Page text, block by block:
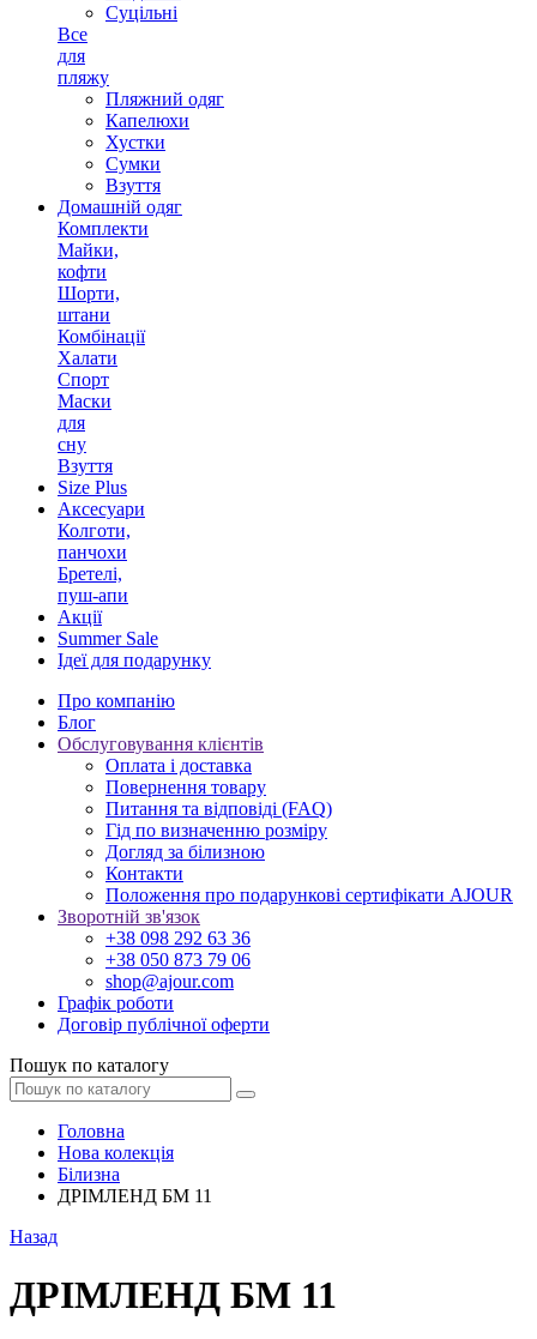
Суцільні
Все
для
пляжу
Пляжний одяг
Капелюхи
Хустки
Сумки
Взуття
Домашній одяг
Комплекти
Майки,
кофти
Шорти,
штани
Комбінації
Халати
Спорт
Маски
для
сну
Взуття
Size Plus
Аксесуари
Колготи,
панчохи
Бретелі,
пуш-апи
Акції
Summer Sale
Ідеї для подарунку
Про компанію
Блог
Обслуговування клієнтів
Оплата і доставка
Повернення товару
Питання та відповіді (FAQ)
Гід по визначенню розміру
Догляд за білизною
Контакти
Положення про подарункові сертифікати AJOUR
Зворотній зв'язок
+38 098 292 63 36
+38 050 873 79 06
shop@ajour.com
Графік роботи
Договір публічної оферти
Пошук по каталогу
Головна
Нова колекція
Білизна
ДРІМЛЕНД БМ 11
Назад
ДРІМЛЕНД БМ 11